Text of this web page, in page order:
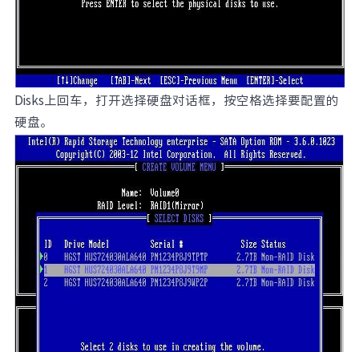
Disks上回车，打开选择硬盘对话框，按空格选择要配置的
硬盘。